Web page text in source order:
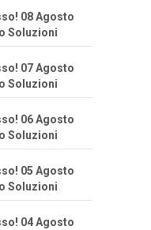
08 Agosto
Soluzioni
07 Agosto
Soluzioni
06 Agosto
Soluzioni
05 Agosto
Soluzioni
04 Agosto